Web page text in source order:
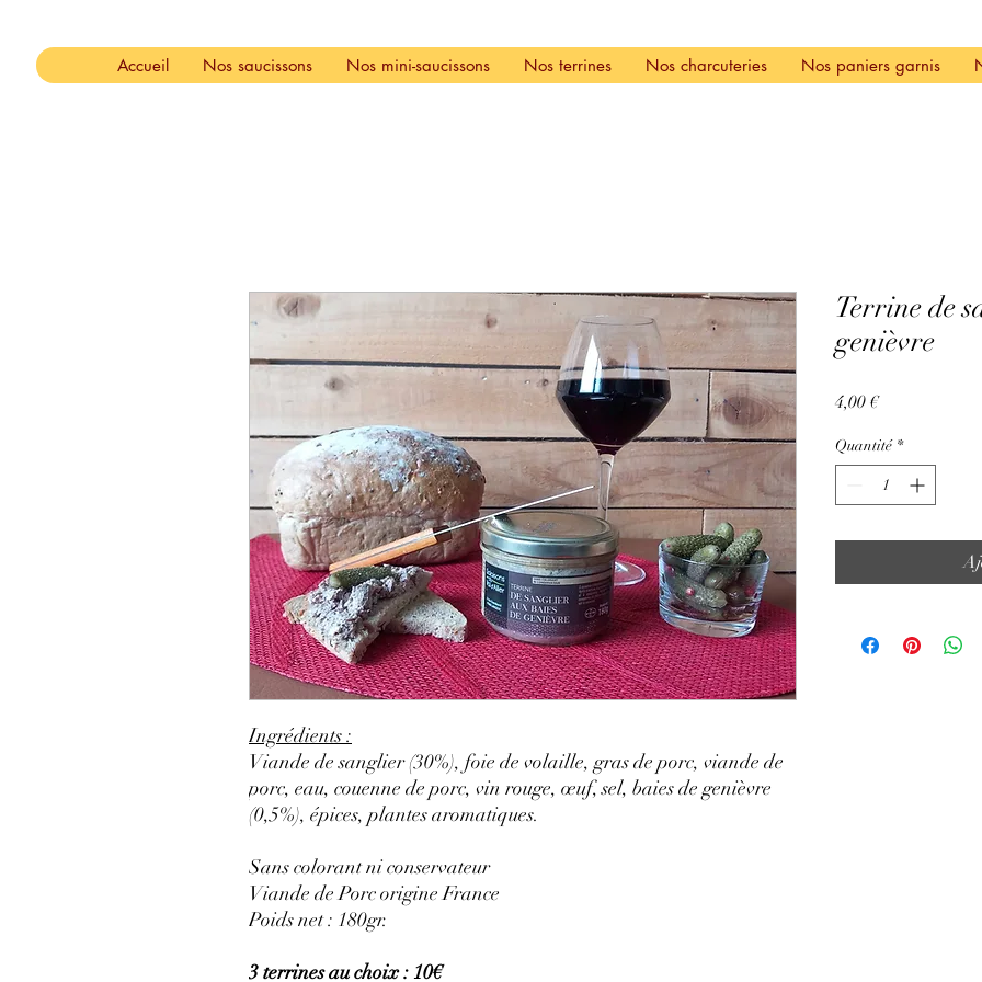
Accueil Nos saucissons Nos mini-saucissons Nos terrines Nos charcuteries Nos paniers garnis
Ingrédients :
Viande de sanglier (30%), foie de volaille, gras de porc, viande de
porc, eau, couenne de porc, vin rouge, œuf, sel, baies de genièvre
(0,5%), épices, plantes aromatiques.
Sans colorant ni conservateur
Viande de Porc origine France
Poids net : 180gr.
3 terrines au choix : 10€
Terrine de
genièvre
4,00 €Prix
Quantité *